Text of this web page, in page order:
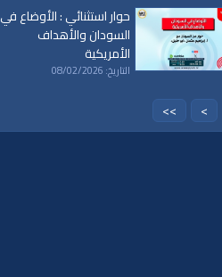
حوار استثنائي : الأوضاع في
السودان والأهداف
الأمريكية
التاريخ: 08/02/2026
>
>>